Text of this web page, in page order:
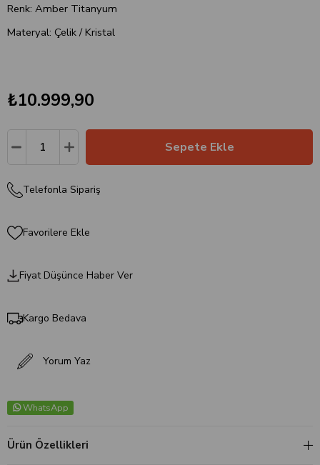
Renk: Amber Titanyum
Materyal: Çelik / Kristal
₺10.999,90
Telefonla Sipariş
Favorilere Ekle
Fiyat Düşünce Haber Ver
Kargo Bedava
Yorum Yaz
WhatsApp
Ürün Özellikleri